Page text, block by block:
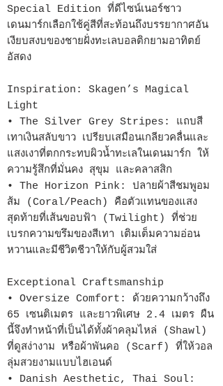
Special Edition ที่ดีไซน์เนอร์ชาว
เดนมาร์กเลือกใช้คู่สีที่สะท้อนถึงบรรยากาศอัน
เงียบสงบของชายฝั่งทะเลบอลติกยามอาทิตย์
อัสดง
Inspiration: Skagen’s Magical
Light
• The Silver Grey Stripes: แถบสี
เทาเงินสลับขาว เปรียบเสมือนเกลียวคลื่นและ
แสงเงาที่ตกกระทบผิวน้ำทะเลในเดนมาร์ก ให้
ความรู้สึกที่มั่นคง สุขุม และคลาสสิก
• The Horizon Pink: ปลายผ้าสีชมพูอม
ส้ม (Coral/Peach) คือตัวแทนของแสง
สุดท้ายที่เส้นขอบฟ้า (Twilight) ที่ช่วย
เบรกความขรึมของสีเทา เติมเต็มความอ่อน
หวานและมีชีวิตชีวาให้กับผู้สวมใส่
Exceptional Craftsmanship
• Oversize Comfort: ด้วยความกว้างถึง
65 เซนติเมตร และยาวพิเศษ 2.4 เมตร ผืน
นี้จึงทำหน้าที่เป็นได้ทั้งผ้าคลุมไหล่ (Shawl)
ที่ดูสง่างาม หรือผ้าพันคอ (Scarf) ที่ให้วอล
ลุ่มสวยงามแบบไฮเอนด์
• Danish Aesthetic, Thai Soul: